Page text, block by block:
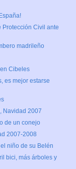
Protección Civil ante
madrileño
Cibeles
es mejor estarse
Navidad 2007
de un conejo
2007-2008
niño de su Belén
bici, más árboles y